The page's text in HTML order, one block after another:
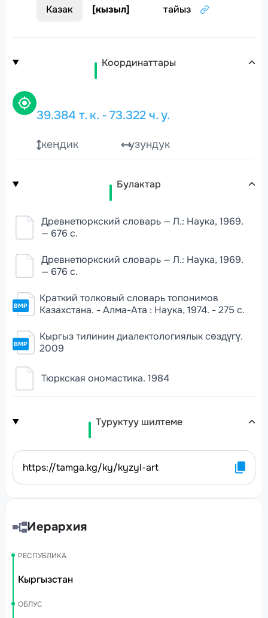
Казак
[кызыл] тайыз
Координаттары
39.384 т. к. - 73.322 ч. у.
кеңдик узундук
Булактар
Древнетюркский словарь — Л.: Наука, 1969.
— 676 с.
Древнетюркский словарь — Л.: Наука, 1969.
— 676 с.
BMP
Краткий толковый словарь топонимов
Казахстана. - Алма-Ата : Наука, 1974. - 275 с.
BMP
Кыргыз тилинин диалектологиялык сөздүгү.
2009
Тюркская ономастика. 1984
Туруктуу шилтеме
https://tamga.kg/ky/kyzyl-art
Иерархия
РЕСПУБЛИКА
Кыргызстан
ОБЛУС